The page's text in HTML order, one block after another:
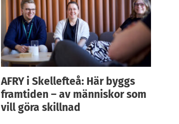
AFRY i Skellefteå: Här byggs
framtiden – av människor som
vill göra skillnad